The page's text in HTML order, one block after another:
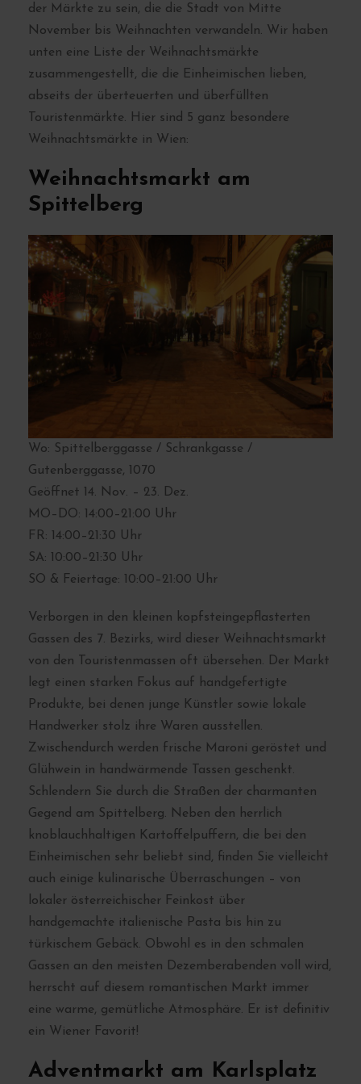
der Märkte zu sein, die die Stadt von Mitte
November bis Weihnachten verwandeln. Wir haben
unten eine Liste der Weihnachtsmärkte
zusammengestellt, die die Einheimischen lieben,
abseits der überteuerten und überfüllten
Touristenmärkte. Hier sind 5 ganz besondere
Weihnachtsmärkte in Wien:
Weihnachtsmarkt am
Spittelberg
Wo: Spittelberggasse / Schrankgasse /
Gutenberggasse, 1070
Geöffnet 14. Nov. – 23. Dez.
MO–DO: 14:00–21:00 Uhr
FR: 14:00–21:30 Uhr
SA: 10:00–21:30 Uhr
SO & Feiertage: 10:00–21:00 Uhr
Verborgen in den kleinen kopfsteingepflasterten
Gassen des 7. Bezirks, wird dieser Weihnachtsmarkt
von den Touristenmassen oft übersehen. Der Markt
legt einen starken Fokus auf handgefertigte
Produkte, bei denen junge Künstler sowie lokale
Handwerker stolz ihre Waren ausstellen.
Zwischendurch werden frische Maroni geröstet und
Glühwein in handwärmende Tassen geschenkt.
Schlendern Sie durch die Straßen der charmanten
Gegend am Spittelberg. Neben den herrlich
knoblauchhaltigen Kartoffelpuffern, die bei den
Einheimischen sehr beliebt sind, finden Sie vielleicht
auch einige kulinarische Überraschungen – von
lokaler österreichischer Feinkost über
handgemachte italienische Pasta bis hin zu
türkischem Gebäck. Obwohl es in den schmalen
Gassen an den meisten Dezemberabenden voll wird,
herrscht auf diesem romantischen Markt immer
eine warme, gemütliche Atmosphäre. Er ist definitiv
ein Wiener Favorit!
Adventmarkt am Karlsplatz